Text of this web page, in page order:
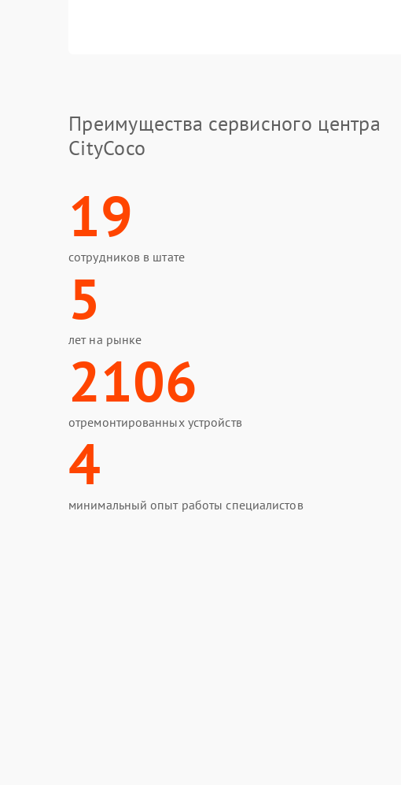
Преимущества сервисного центра
CityCoco
19
сотрудников в штате
5
лет на рынке
2106
отремонтированных устройств
4
минимальный опыт работы специалистов